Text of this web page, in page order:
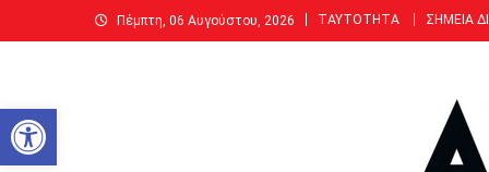
Ανοίξτε τη γραμμή εργαλείων
Μεταπηδήστε
στο
Πέμπτη, 06 Αυγούστου, 2026 ΤΑΥΤΟΤΗΤΑ ΣΗΜΕΙΑ